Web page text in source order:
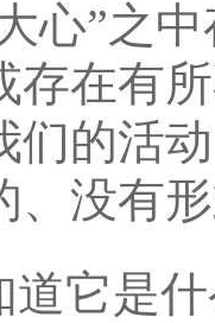
心”之
存在有
们的活
、没有
道它是